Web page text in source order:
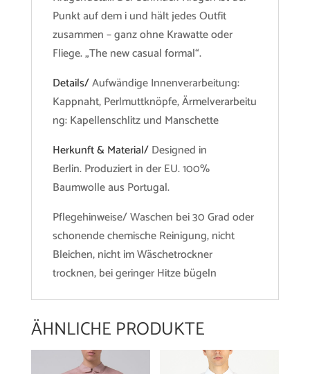
Punkt auf dem i und hält jedes Outfit
zusammen – ganz ohne Krawatte oder
Fliege. „The new casual formal“.
Details/Aufwändige Innenverarbeitung:
Kappnaht, Perlmuttknöpfe, Ärmelverarbeitu
ng: Kapellenschlitz und Manschette
Herkunft & Material/Designed in
Berlin. Produziert in der EU. 100%
Baumwolle aus Portugal.
Pflegehinweise/ Waschen bei 30 Grad oder
schonende chemische Reinigung, nicht
Bleichen, nicht im Wäschetrockner
trocknen, bei geringer Hitze bügeln
ÄHNLICHE PRODUKTE